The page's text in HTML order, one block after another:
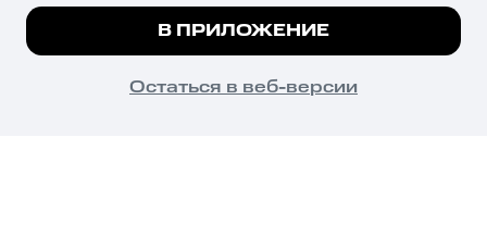
психотропных веществ, их аналогов причиняет вред здоровью,
их незаконный оборот запрещён и влечёт установленную
законодательством ответственность.
© 2026 ООО «КИОН».
Все права защищены
Мы используем куки, чтобы на сайте все
Подробнее
ПОНЯТНО
В ПРИЛОЖЕНИЕ
Остаться в веб-версии